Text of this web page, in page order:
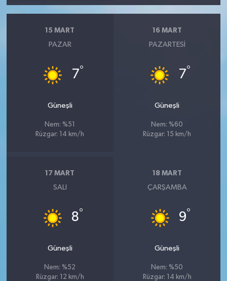
15 MART
PAZAR
7°
Güneşli
Nem: %51
Rüzgar: 14 km/h
16 MART
PAZARTESI
7°
Güneşli
Nem: %60
Rüzgar: 15 km/h
17 MART
SALI
8°
Güneşli
Nem: %52
Rüzgar: 12 km/h
18 MART
ÇARŞAMBA
9°
Güneşli
Nem: %50
Rüzgar: 14 km/h